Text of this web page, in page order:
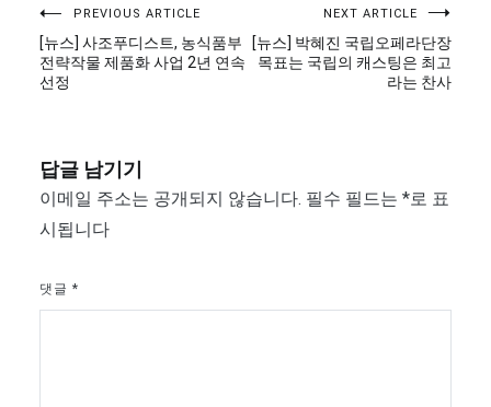
글
탐
색
PREVIOUS ARTICLE
[뉴스] 사조푸디스트, 농식품부
전략작물 제품화 사업 2년 연속
선정
NEXT ARTICLE
[뉴스] 박혜진 국립오페라단장
목표는 국립의 캐스팅은 최고
라는 찬사
답글 남기기
이메일 주소는 공개되지 않습니다. 필수 필드는 *로 표
시됩니다
댓글 *